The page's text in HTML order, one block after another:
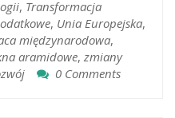
, Transformacja
, Unia Europejska,
międzynarodowa,
aramidowe, zmiany
0 Comments